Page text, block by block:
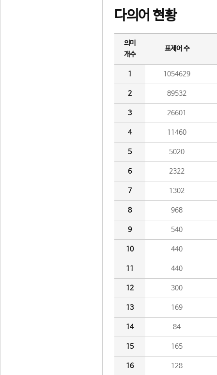
다의어 현황
의미
개수
표제어 수
1 1054629
2 89532
3 26601
4 11460
5 5020
6 2322
7 1302
8 968
9 540
10 440
11 440
12 300
13 169
14 84
15 165
16 128